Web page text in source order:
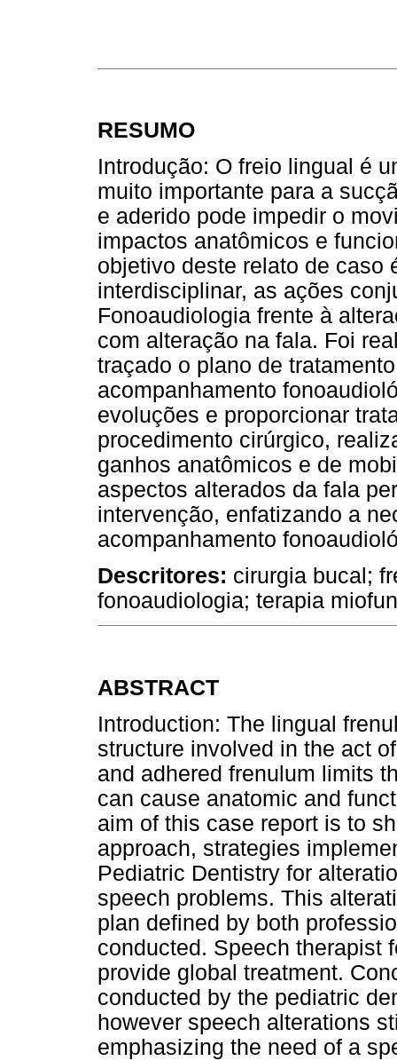
RESUMO
Introdução: O freio lingual é
muito importante para a
e aderido pode impedir o
impactos anatômicos e
objetivo deste relato de caso
interdisciplinar, as ações
Fonoaudiologia frente à
com alteração na fala. Foi
traçado o plano de
acompanhamento
evoluções e proporcionar
procedimento cirúrgico,
ganhos anatômicos e de
aspectos alterados da fala
intervenção, enfatizando a
acompanhamento
Descritores: cirurgia bucal;
fonoaudiologia; terapia
ABSTRACT
Introduction: The lingual
structure involved in the act
and adhered frenulum limits
can cause anatomic and
aim of this case report is to
approach, strategies
Pediatric Dentistry for
speech problems. This
plan defined by both
conducted. Speech therapist
provide global treatment.
conducted by the pediatric
however speech alterations
emphasizing the need of a